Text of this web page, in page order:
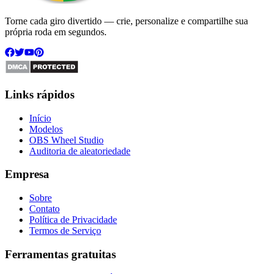
Torne cada giro divertido — crie, personalize e compartilhe sua
própria roda em segundos.
Links rápidos
Início
Modelos
OBS Wheel Studio
Auditoria de aleatoriedade
Empresa
Sobre
Contato
Política de Privacidade
Termos de Serviço
Ferramentas gratuitas